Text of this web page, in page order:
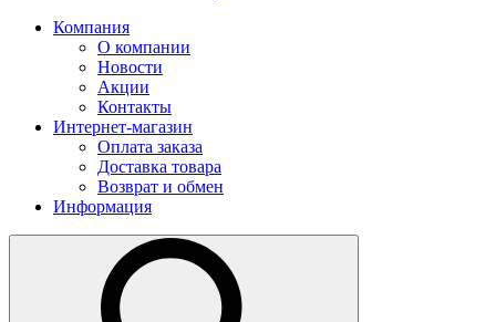
Компания
О компании
Новости
Акции
Контакты
Интернет-магазин
Оплата заказа
Доставка товара
Возврат и обмен
Информация